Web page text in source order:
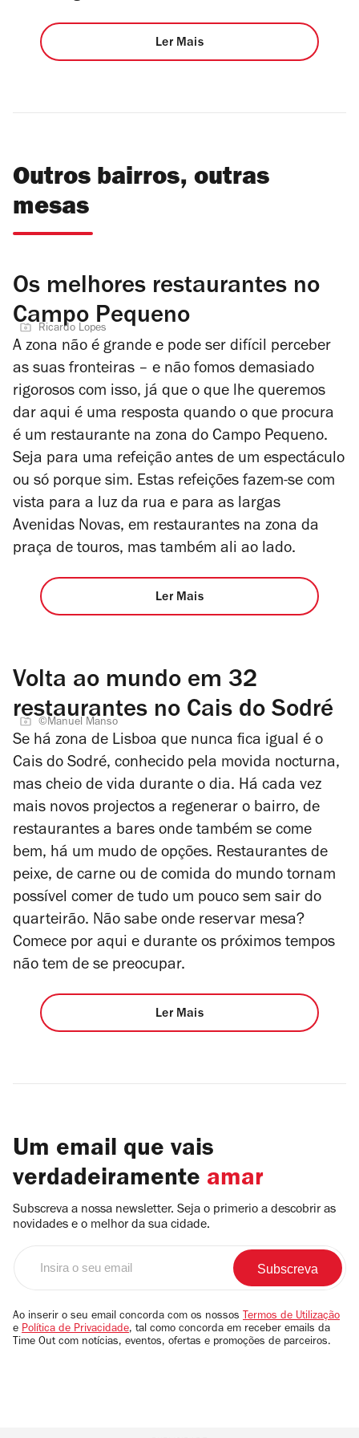
Ler Mais
Outros bairros, outras
mesas
Os melhores restaurantes no
Campo Pequeno
Ricardo Lopes
A zona não é grande e pode ser difícil perceber
as suas fronteiras – e não fomos demasiado
rigorosos com isso, já que o que lhe queremos
dar aqui é uma resposta quando o que procura
é um restaurante na zona do Campo Pequeno.
Seja para uma refeição antes de um espectáculo
ou só porque sim. Estas refeições fazem-se com
vista para a luz da rua e para as largas
Avenidas Novas, em restaurantes na zona da
praça de touros, mas também ali ao lado.
Ler Mais
Volta ao mundo em 32
restaurantes no Cais do Sodré
©Manuel Manso
Se há zona de Lisboa que nunca fica igual é o
Cais do Sodré, conhecido pela movida nocturna,
mas cheio de vida durante o dia. Há cada vez
mais novos projectos a regenerar o bairro, de
restaurantes a bares onde também se come
bem, há um mudo de opções. Restaurantes de
peixe, de carne ou de comida do mundo tornam
possível comer de tudo um pouco sem sair do
quarteirão. Não sabe onde reservar mesa?
Comece por aqui e durante os próximos tempos
não tem de se preocupar.
Ler Mais
Um email que vais
verdadeiramente amar
Subscreva a nossa newsletter. Seja o primerio a descobrir as
novidades e o melhor da sua cidade.
email
Ao inserir o seu email concorda com os nossos Termos de Utilização
e Política de Privacidade, tal como concorda em receber emails da
Time Out com notícias, eventos, ofertas e promoções de parceiros.